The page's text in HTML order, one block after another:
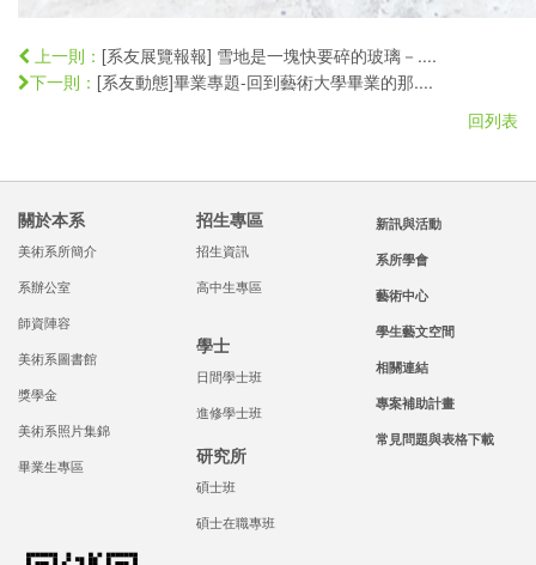
上一則： [系友展覽報報] 雪地是一塊快要碎的玻璃－....
下一則： [系友動態]畢業專題-回到藝術大學畢業的那....
回列表
關於本系
美術系所簡介
系辦公室
師資陣容
美術系圖書館
獎學金
美術系照片集錦
畢業生專區
招生專區
招生資訊
高中生專區
學士
日間學士班
進修學士班
研究所
碩士班
碩士在職專班
新訊與活動
系所學會
藝術中心
學生藝文空間
相關連結
專案補助計畫
常見問題與表格下載